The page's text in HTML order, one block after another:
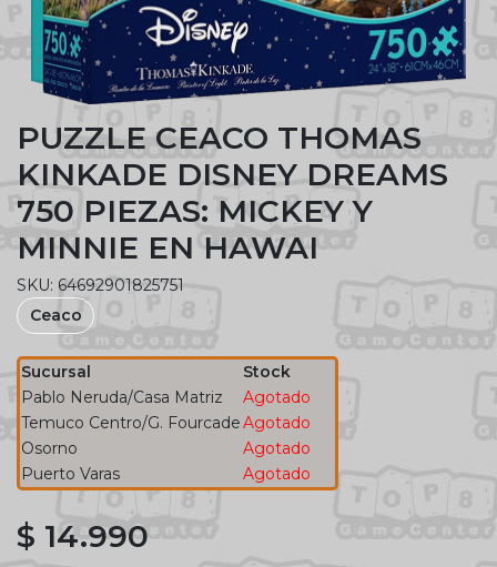
PUZZLE CEACO THOMAS
KINKADE DISNEY DREAMS
750 PIEZAS: MICKEY Y
MINNIE EN HAWAI
SKU: 64692901825751
Ceaco
Sucursal
Stock
Pablo Neruda/Casa Matriz
Agotado
Temuco Centro/G. FourcadeAgotado
Osorno
Agotado
Puerto Varas
Agotado
$ 14.990